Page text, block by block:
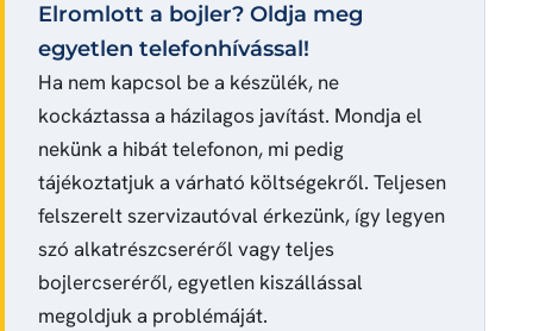
Elromlott a bojler? Oldja meg
egyetlen telefonhívással!
Ha nem kapcsol be a készülék, ne
kockáztassa a házilagos javítást. Mondja el
nekünk a hibát telefonon, mi pedig
tájékoztatjuk a várható költségekről. Teljesen
felszerelt szervizautóval érkezünk, így legyen
szó alkatrészcseréről vagy teljes
bojlercseréről, egyetlen kiszállással
megoldjuk a problémáját.